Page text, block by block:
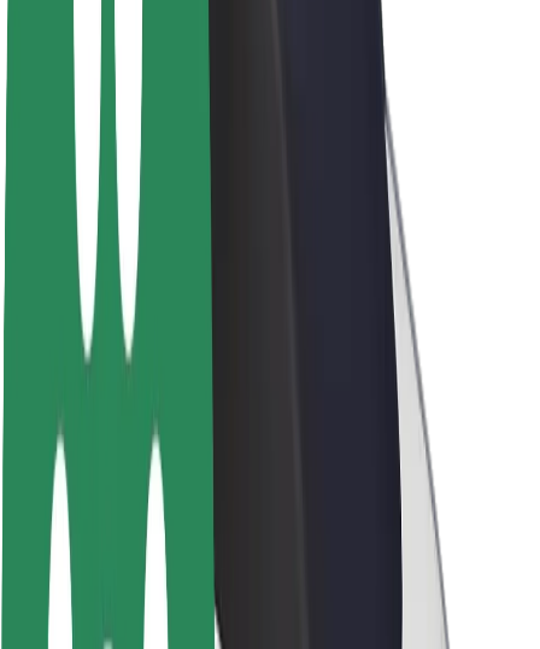
Rejoignez-nous
À propos de Bolt
La durabilité chez Bolt
Project Zero
Blog
Actualités
Lignes directrices de marque
Équipe de direction
La marque
Ressources
Fonds urbain
Sécurité